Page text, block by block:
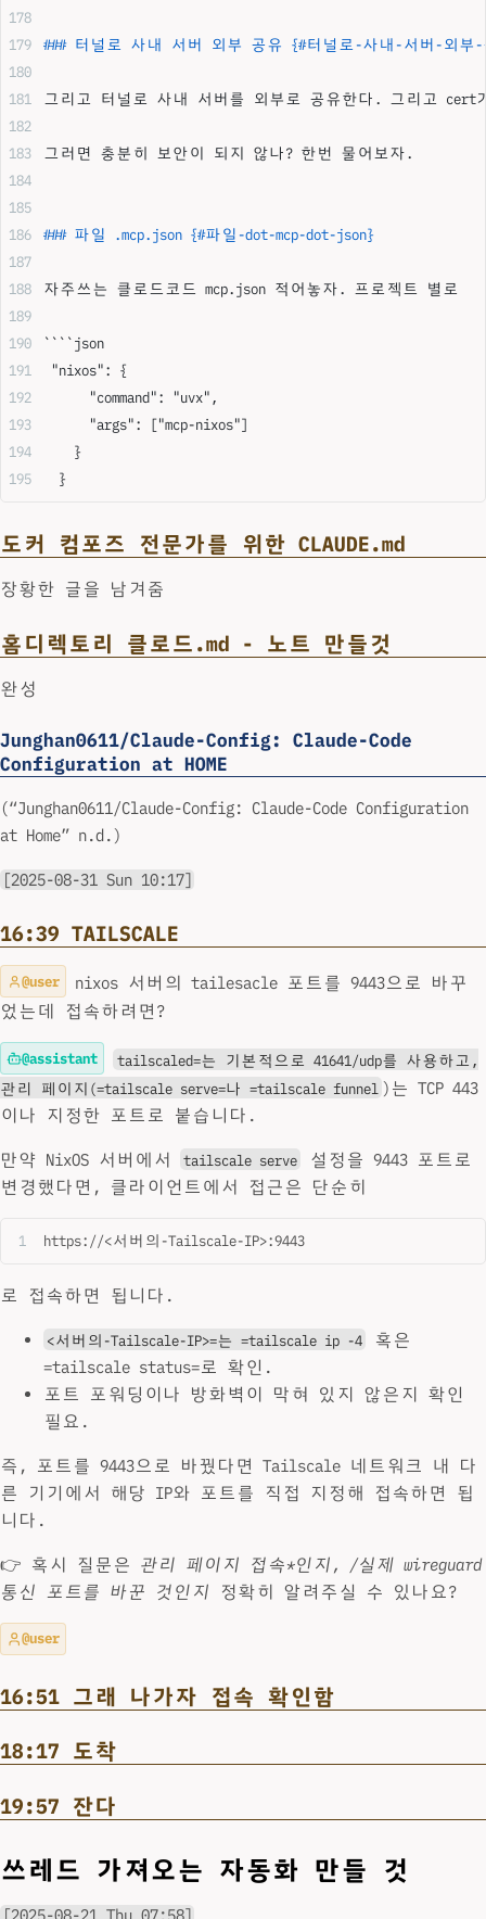
### 터널로 사내 서버 외부 공유 {#터널로-사내-서버-외부
그리고 터널로 사내 서버를 외부로 공유한다. 그리고
그러면 충분히 보안이 되지 않나? 한번 물어보자.
### 파일 .mcp.json {#파일-dot-mcp-dot-json}
자주쓰는 클로드코드 mcp.json 적어놓자. 프로젝트 별로
````json
"nixos": {
      "command": "uvx",
      "args": ["mcp-nixos"]
    }
  }
도커 컴포즈 전문가를 위한 CLAUDE.md
장황한 글을 남겨줌
홈디렉토리 클로드.md - 노트 만들것
완성
Junghan0611/Claude-Config: Claude-Code
Configuration at HOME
(“Junghan0611/Claude-Config: Claude-Code Configuration
at Home” n.d.)
[2025-08-31 Sun 10:17]
16:39 TAILSCALE
@user
nixos 서버의 tailesacle 포트를 9443으로 바꾸
었는데 접속하려면?
@assistant
tailscaled=는 기본적으로 41641/udp를 사용하고,
관리 페이지(=tailscale serve=나 =tailscale funnel )는 TCP 443
이나 지정한 포트로 붙습니다.
만약 NixOS 서버에서 tailscale serve
설정을 9443 포트로
변경했다면, 클라이언트에서 접근은 단순히
https://<서버의-Tailscale-IP>:9443
로 접속하면 됩니다.
<서버의-Tailscale-IP>=는 =tailscale ip -4
혹은
=tailscale status=로 확인.
포트 포워딩이나 방화벽이 막혀 있지 않은지 확인
필요.
즉, 포트를 9443으로 바꿨다면 Tailscale 네트워크 내 다
른 기기에서 해당 IP와 포트를 직접 지정해 접속하면 됩
니다.
👉 혹시 질문은 관리 페이지 접속*인지, /실제 wireguard
통신 포트를 바꾼 것인지
정확히 알려주실 수 있나요?
@user
16:51 그래 나가자 접속 확인함
18:17 도착
19:57 잔다
쓰레드 가져오는 자동화 만들 것